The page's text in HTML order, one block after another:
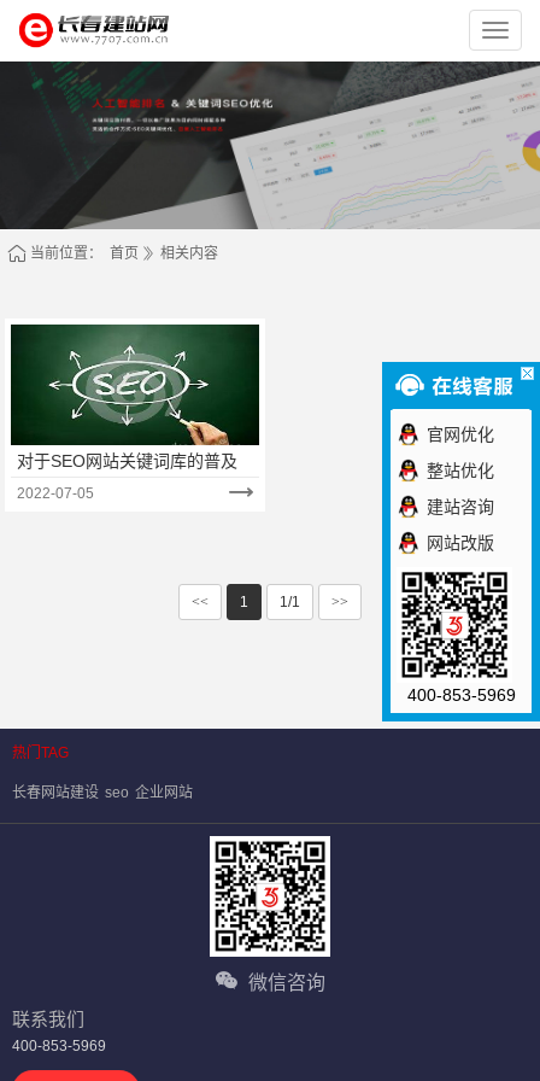
长
春
网
站
建
网
当前位置： 首页 相关内容
对于SEO网站关键词库的普及
2022-07-05
<< 1 1/1 >>
热门TAG
长春网站建设 seo 企业网站
微信咨询
联系我们
400-853-5969
官网优化
整站优化
建站咨询
网站改版
400-853-5969